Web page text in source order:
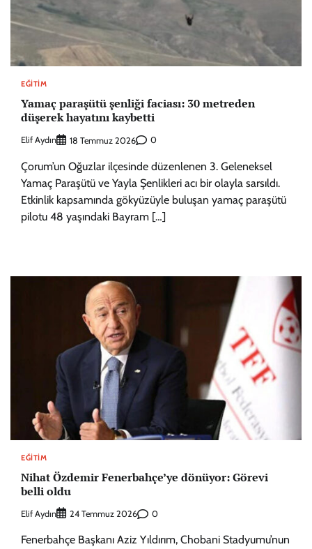
EĞITIM
Yamaç paraşütü şenliği faciası: 30 metreden
düşerek hayatını kaybetti
Elif Aydın 18 Temmuz 2026 0
Çorum’un Oğuzlar ilçesinde düzenlenen 3. Geleneksel
Yamaç Paraşütü ve Yayla Şenlikleri acı bir olayla sarsıldı.
Etkinlik kapsamında gökyüzüyle buluşan yamaç paraşütü
pilotu 48 yaşındaki Bayram […]
EĞITIM
Nihat Özdemir Fenerbahçe’ye dönüyor: Görevi
belli oldu
Elif Aydın 24 Temmuz 2026 0
Fenerbahçe Başkanı Aziz Yıldırım, Chobani Stadyumu’nun